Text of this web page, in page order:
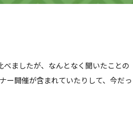
ましたが、なんとなく聞いたことの
ー開催が含まれていたりして、今だっ